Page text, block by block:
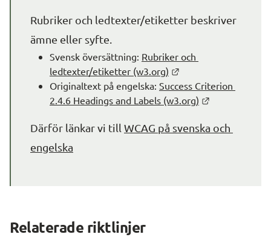
Rubriker och ledtexter/etiketter beskriver
ämne eller syfte.
Svensk översättning: Rubriker och
ledtexter/etiketter (w3.org)
Originaltext på engelska: Success Criterion
2.4.6 Headings and Labels (w3.org)
Därför länkar vi till WCAG på svenska och
engelska
Relaterade riktlinjer